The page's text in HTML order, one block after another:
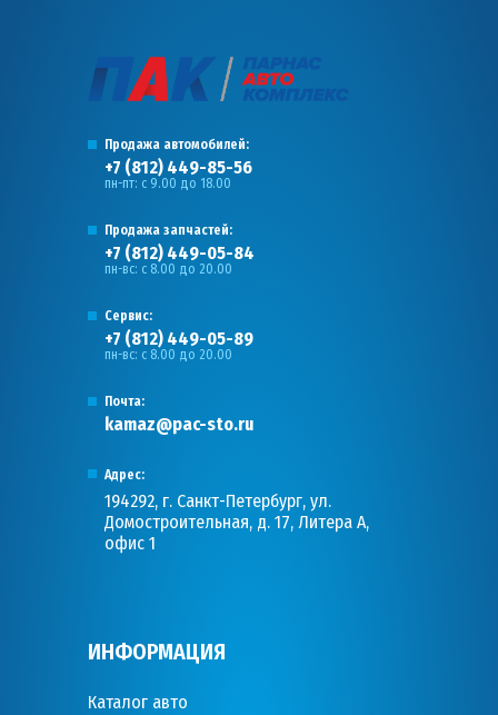
Продажа автомобилей:
+7 (812) 449-85-56
пн-пт: с 9.00 до 18.00
Продажа запчастей:
+7 (812) 449-05-84
пн-вс: с 8.00 до 20.00
Сервис:
+7 (812) 449-05-89
пн-вс: с 8.00 до 20.00
Почта:
kamaz@pac-sto.ru
Адрес:
194292, г. Санкт-Петербург, ул.
Домостроительная, д. 17, Литера А,
офис 1
ИНФОРМАЦИЯ
Каталог авто